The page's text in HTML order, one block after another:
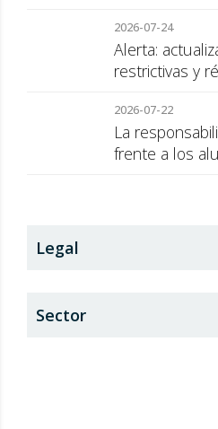
2026-07-24
Alerta:
restrictivas y
2026-07-22
La
frente a los
Legal
Sector